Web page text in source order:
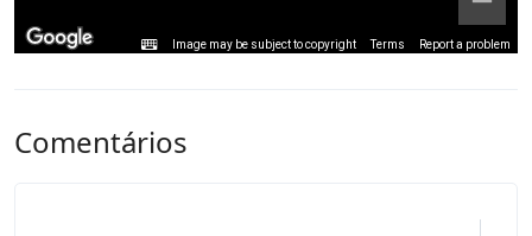
Image may be subject to copyright Terms Report a problem
Comentários